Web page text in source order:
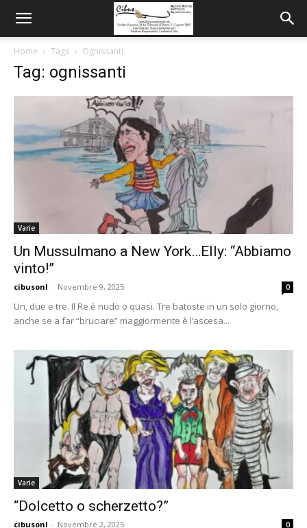
Home Tags Ognissanti
Tag: ognissanti
Varie
Un Mussulmano a New York…Elly: “Abbiamo
vinto!”
cibusonl - Novembre 9, 2025 0
Un, due e tre. Il Re è nudo o quasi. Tre batoste in un solo giorno,
anche se a far “bruciare” maggiormente è l’ascesa...
Varie
“Dolcetto o scherzetto?”
cibusonl - Novembre 2, 2025 0